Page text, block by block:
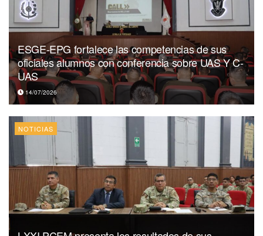
ESGE-EPG fortalece las competencias de sus
oficiales alumnos con conferencia sobre UAS Y C-
UAS
14/07/2026
NOTICIAS